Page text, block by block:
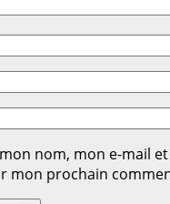
nom, mon e-mail
mon prochain